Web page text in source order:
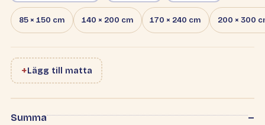
85 × 150 cm 140 × 200 cm 170 × 240 cm 200 × 300
+Lägg till matta
Summa –